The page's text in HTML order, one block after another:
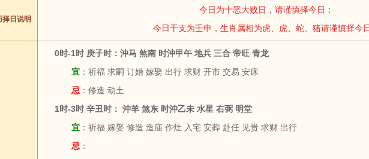
择日说明
今日为十恶大败日，请谨慎择今日；
今日干支为壬申，生肖属相为虎、虎、蛇、猪请谨慎择今
0时-1时 庚子时：沖马 煞南 时沖甲午 地兵 三合 帝旺 青龙
宜 ：祈福 求嗣 订婚 嫁娶 出行 求财 开市 交易 安床
忌 ：修造 动土
1时-3时 辛丑时： 沖羊 煞东 时沖乙未 水星 右弼 明堂
宜 ：祈福 嫁娶 修造 造庙 作灶 入宅 安葬 赴任 见贵 求财 出行
忌 ：